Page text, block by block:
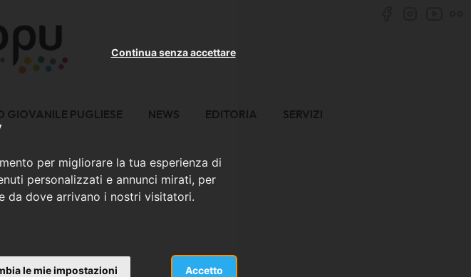
per migliorare la tua esperienza di
personalizzati e annunci mirati, per
da dove arrivano i nostri visitatori.
Accetto
Continua senza accettare
le mie impostazioni
GIOVANILE PUGLIESE NEWS EDITORIA SERVIZI